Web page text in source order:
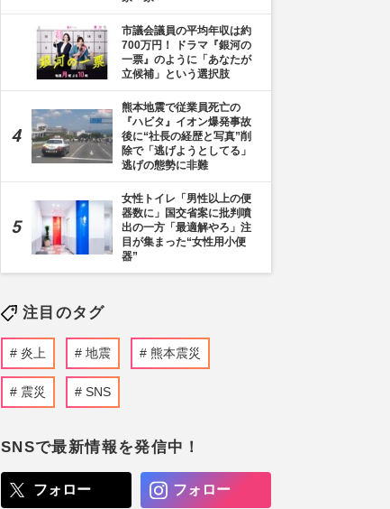
市議会議員の平均年収は約
700万円！ ドラマ『銀河の
一票』のように「あなたが
立候補」という選択肢
熊本地震で従業員死亡の
『ハビタ』イオン爆発事故
後に“社長の経歴と写真”削
除で「逃げようとしてる」
逃げの態勢に非難
女性トイレ「男性以上の便
器数に」国交省案に批判噴
出の一方「最適解やろ」注
目が集まった“女性用小便
器”
注目のタグ
炎上 地震 熊本震災
震災 SNS
SNSで最新情報を発信中！
フォロー フォロー